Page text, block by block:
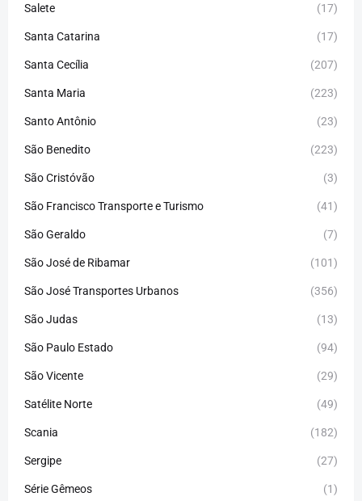
Salete (17)
Santa Catarina (17)
Santa Cecília (207)
Santa Maria (223)
Santo Antônio (23)
São Benedito (223)
São Cristóvão (3)
São Francisco Transporte e Turismo (41)
São Geraldo (7)
São José de Ribamar (101)
São José Transportes Urbanos (356)
São Judas (13)
São Paulo Estado (94)
São Vicente (29)
Satélite Norte (49)
Scania (182)
Sergipe (27)
Série Gêmeos (1)